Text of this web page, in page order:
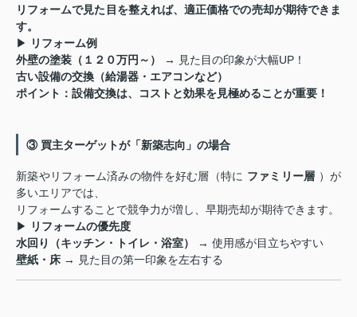
リフォームで見た目を整えれば、適正価格での売却が期待できま
す。
▶
リフォーム例
外壁の塗装（１２０万円～）
→ 見た目の印象が大幅UP！
古い設備の交換（給湯器・エアコンなど）
ポイント：設備交換は、コストと効果を見極めることが重要！
③ 買主ターゲットが「新築志向」の場合
新築やリフォーム済みの物件を好む層（特に ファミリー層 ）が
多いエリアでは、
リフォームすることで競争力が増し、早期売却が期待できます。
▶
リフォームの優先度
水回り（キッチン・トイレ・浴室）
→ 使用感が目立ちやすい
壁紙・床 → 見た目の第一印象を左右する